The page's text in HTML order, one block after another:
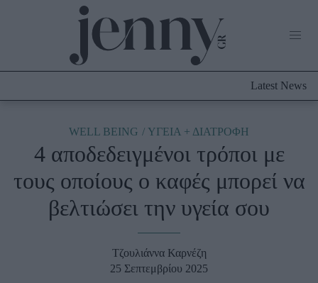
Culture
Fashion
Shopping
Styling Tips
Fashion News
Beauty - Ομορφιά
Latest News
WELL BEING ΥΓΕΙΑ + ΔΙΑΤΡΟΦΗ
4 αποδεδειγμένοι τρόποι με
τους οποίους ο καφές μπορεί να
βελτιώσει την υγεία σου
Τζουλιάννα Καρνέζη
25 Σεπτεμβρίου 2025